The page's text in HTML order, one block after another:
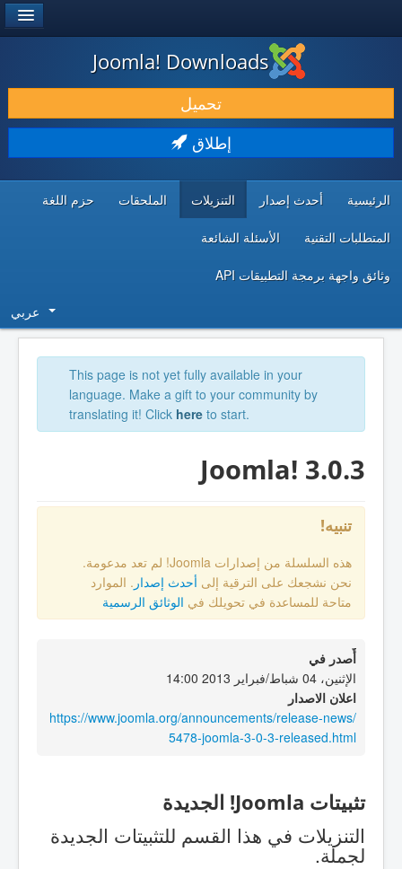
حمل & ومدد
اكتشف & تعلم
Joomla! Downloads
تحميل
إطلاق
الرئيسية أحدث إصدار التنزيلات الملحقات حزم اللغة
المتطلبات التقنية الأسئلة الشائعة
وثائق واجهة برمجة التطبيقات API
عربي
This page is not yet fully available in your
language. Make a gift to your community by
translating it! Click here to start.
Joomla! 3.0.3
تنبيه!
هذه السلسلة من إصدارات Joomla! لم تعد مدعومة.
نحن نشجعك على الترقية إلى أحدث إصدار . الموارد
متاحة للمساعدة في تحويلك في الوثائق الرسمية
أٌصدر في
الإثنين، 04 شباط/فبراير 2013 14:00
اعلان الاصدار
https://www.joomla.org/announcements/release-news/
5478-joomla-3-0-3-released.html
تثبيتات Joomla! الجديدة
التنزيلات في هذا القسم للتثبيتات الجديدة
لجملة.